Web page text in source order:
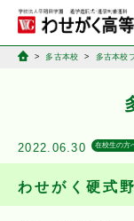
多古本校 多古本校
2022.06.30 在校生の方
わせがく硬式